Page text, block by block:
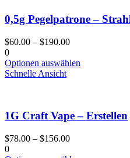
Die
Produktseite
0,5g Pegelpatrone –
$60.00 – $190.00
0
Optionen auswählen
Die
Schnelle Ansicht
1G Craft Vape – Erstellen
$78.00 – $156.00
0